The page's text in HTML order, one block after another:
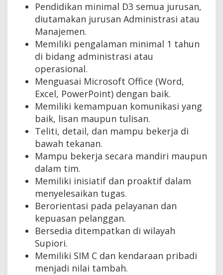
Pendidikan minimal D3 semua jurusan,
diutamakan jurusan Administrasi atau
Manajemen.
Memiliki pengalaman minimal 1 tahun
di bidang administrasi atau
operasional.
Menguasai Microsoft Office (Word,
Excel, PowerPoint) dengan baik.
Memiliki kemampuan komunikasi yang
baik, lisan maupun tulisan.
Teliti, detail, dan mampu bekerja di
bawah tekanan.
Mampu bekerja secara mandiri maupun
dalam tim.
Memiliki inisiatif dan proaktif dalam
menyelesaikan tugas.
Berorientasi pada pelayanan dan
kepuasan pelanggan.
Bersedia ditempatkan di wilayah
Supiori.
Memiliki SIM C dan kendaraan pribadi
menjadi nilai tambah.